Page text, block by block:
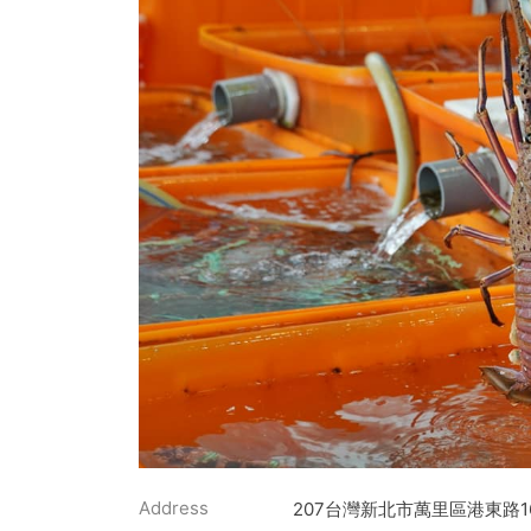
Address 207台灣新北市萬里區港東路